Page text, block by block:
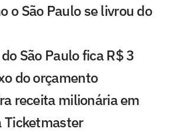
o São Paulo se livrou do
São Paulo fica R$ 3
do orçamento
receita milionária em
Ticketmaster